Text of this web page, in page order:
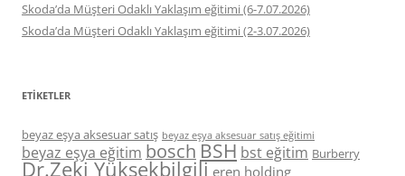
Skoda’da Müşteri Odaklı Yaklaşım eğitimi (6-7.07.2026)
Skoda’da Müşteri Odaklı Yaklaşım eğitimi (2-3.07.2026)
ETIKETLER
beyaz eşya aksesuar satış beyaz eşya aksesuar satış eğitimi
beyaz eşya eğitim boschBSH bst eğitim Burberry
Dr.Zeki Yüksekbilgili eren holding